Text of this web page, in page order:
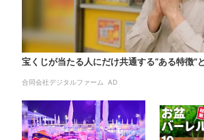
宝くじが当たる人にだけ共通する“ある特徴”
合同会社デジタルファーム AD